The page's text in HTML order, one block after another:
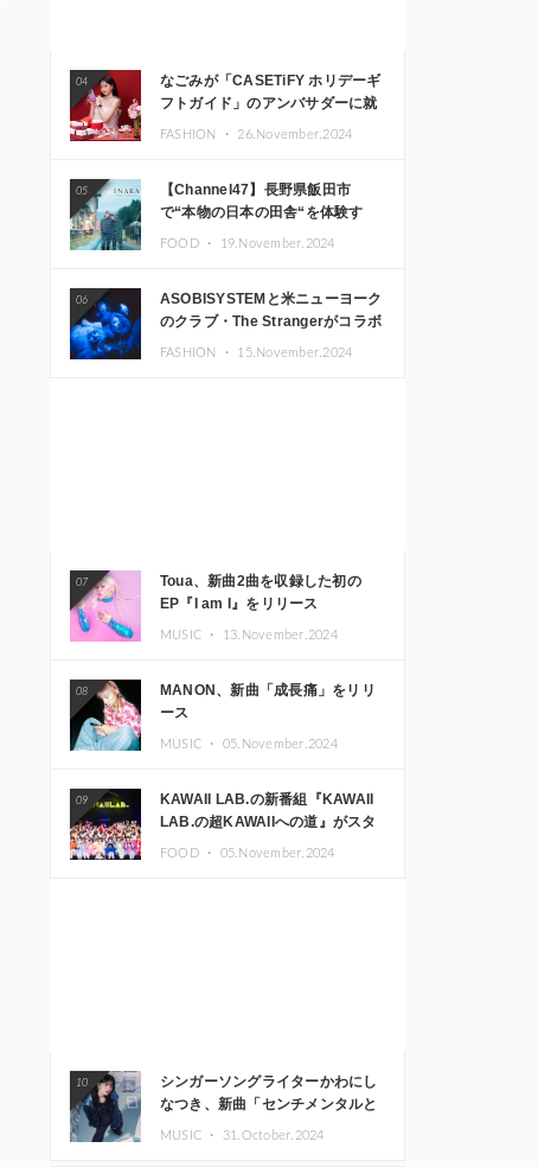
04
なごみが「CASETiFY ホリデーギ
フトガイド」のアンバサダーに就
任
FASHION ・ 26.November.2024
05
【Channel47】長野県飯田市
で“本物の日本の田舎“を体験す
る、インバウンド向け旅行商品の
FOOD ・ 19.November.2024
06
ASOBISYSTEMと米ニューヨーク
のクラブ・The Strangerがコラボ
レーション！ 「KAWAII
FASHION ・ 15.November.2024
07
Toua、新曲2曲を収録した初の
EP『I am I』をリリース
MUSIC ・ 13.November.2024
08
MANON、新曲「成長痛」をリリ
ース
MUSIC ・ 05.November.2024
09
KAWAII LAB.の新番組『KAWAII
LAB.の超KAWAIIへの道』がスタ
ート。KAWAII LAB.3周年記念公
FOOD ・ 05.November.2024
10
シンガーソングライターかわにし
なつき、新曲「センチメンタルと
ホットコーヒー」をリリース
MUSIC ・ 31.October.2024